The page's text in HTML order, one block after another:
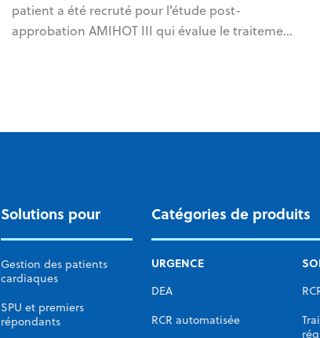
patient a été recruté pour l’étude post-
approbation AMIHOT III qui évalue le traitement
gauche de type descendant (LAD).
Solutions pour
Gestion des patients
cardiaques
SPU et premiers
répondants
Catégories de produits
URGENCE
DEA
RCR automatisée